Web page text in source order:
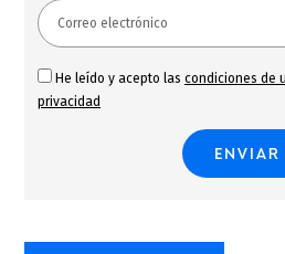
He leído y acepto las condiciones de
privacidad